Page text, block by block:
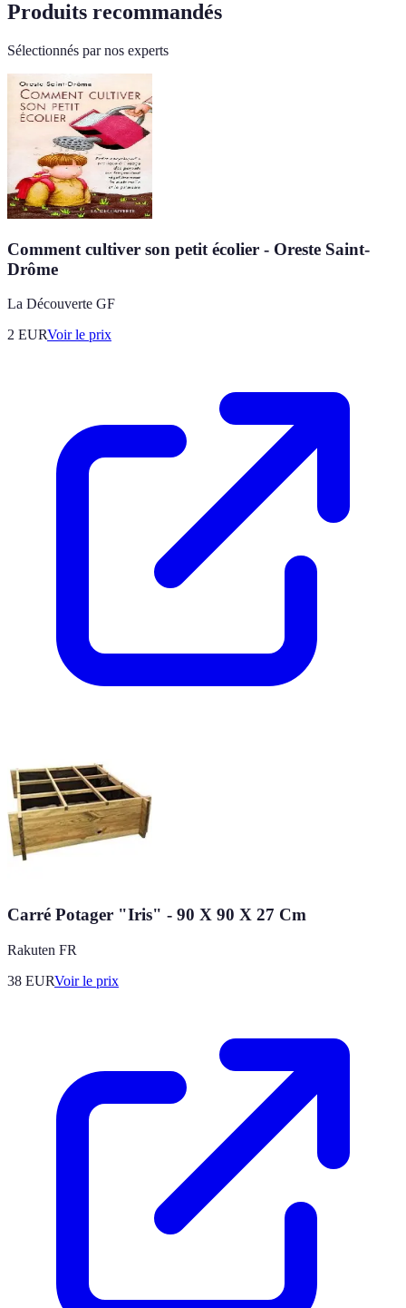
Produits recommandés
Sélectionnés par nos experts
Comment cultiver son petit écolier - Oreste Saint-
Drôme
La Découverte GF
2 EURVoir le prix
Carré Potager "Iris" - 90 X 90 X 27 Cm
Rakuten FR
38 EURVoir le prix